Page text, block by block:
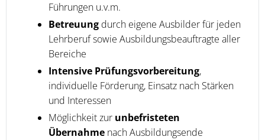
Führungen u.v.m.
Betreuung durch eigene Ausbilder für jeden
Lehrberuf sowie Ausbildungsbeauftragte aller
Bereiche
Intensive Prüfungsvorbereitung,
individuelle Förderung, Einsatz nach Stärken
und Interessen
Möglichkeit zur unbefristeten
Übernahme nach Ausbildungsende